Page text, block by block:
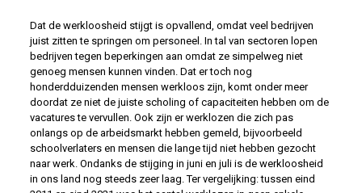
Dat de werkloosheid stijgt is opvallend, omdat veel bedrijven
juist zitten te springen om personeel. In tal van sectoren lopen
bedrijven tegen beperkingen aan omdat ze simpelweg niet
genoeg mensen kunnen vinden. Dat er toch nog
honderdduizenden mensen werkloos zijn, komt onder meer
doordat ze niet de juiste scholing of capaciteiten hebben om de
vacatures te vervullen. Ook zijn er werklozen die zich pas
onlangs op de arbeidsmarkt hebben gemeld, bijvoorbeeld
schoolverlaters en mensen die lange tijd niet hebben gezocht
naar werk. Ondanks de stijging in juni en juli is de werkloosheid
in ons land nog steeds zeer laag. Ter vergelijking: tussen eind